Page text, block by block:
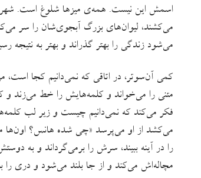
اسمش این نیست. همه‌ی میزها شلوغ است.
می‌کشند، لیوان‌های بزرگ آبجوی‌شان را سر
می‌شود زندگی را بهتر گذراند و بهتر به نتیجه
کمی آن‌سوتر، در اتاقی که نمی‌دانیم کجا
متنی را می‌خواند و کلمه‌هایش را خط می‌زند و
فکر می‌کند که نمی‌دانیم چیست و زیر لب
می‌کشد از او می‌پرسد «چی شده هانس؟ اون‌ها
را در آینه ببیند، سرش را برمی‌گرداند و به
مچاله‌اش می‌کند و از جا بلند می‌شود و دری را